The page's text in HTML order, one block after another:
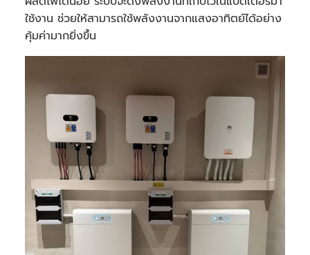
ใช้งาน ช่วยให้สามารถใช้พลังงานจากแสงอาทิตย์ได้อย่าง
คุ้มค่ามากยิ่งขึ้น